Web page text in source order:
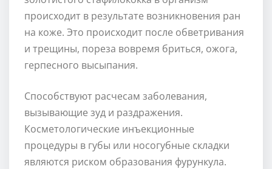
происходит в результате возникновения ран
на коже. Это происходит после обветривания
и трещины, пореза вовремя бриться, ожога,
герпесного высыпания.
Способствуют расчесам заболевания,
вызывающие зуд и раздражения.
Косметологические инъекционные
процедуры в губы или носогубные складки
являются риском образования фурункула.